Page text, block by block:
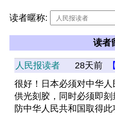
读者暱称:
读者
人民报读者 28天前
很好！日本必须对中华
供光刻胶，同时必须即
防中华人民共和国取得此